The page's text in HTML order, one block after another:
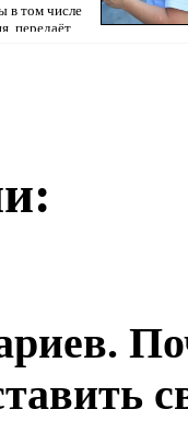
в том числе
передаёт